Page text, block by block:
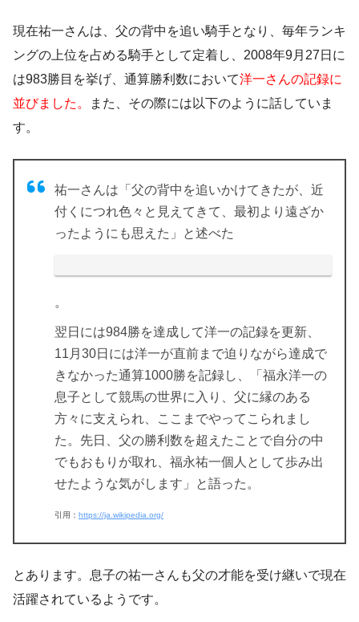
現在祐一さんは、 父の背中を追い騎手となり
、毎年ランキ
ングの上位を占める騎手として定着し、2008年9月27日に
は983勝目を挙げ、通算勝利数において洋一さんの記録に
並びました。
また、その際には以下のように話していま
す。
祐一さんは「父の背中を追いかけてきたが、近
付くにつれ色々と見えてきて、最初より遠ざか
ったようにも思えた」と述べた
。
翌日には984勝を達成して洋一の記録を更新、
11月30日には洋一が直前まで迫りながら達成で
きなかった通算1000勝を記録し、「 福永洋一の
息子として競馬の世界に入り、父に縁のある
方々に支えられ、ここまでやってこられまし
た 。先日、父の勝利数を超えたことで自分の中
でもおもりが取れ、福永祐一個人として歩み出
せたような気がします」と語った。
引用： https://ja.wikipedia.org/
とあります。息子の祐一さんも父の才能を受け継いで現在
活躍されているようです。